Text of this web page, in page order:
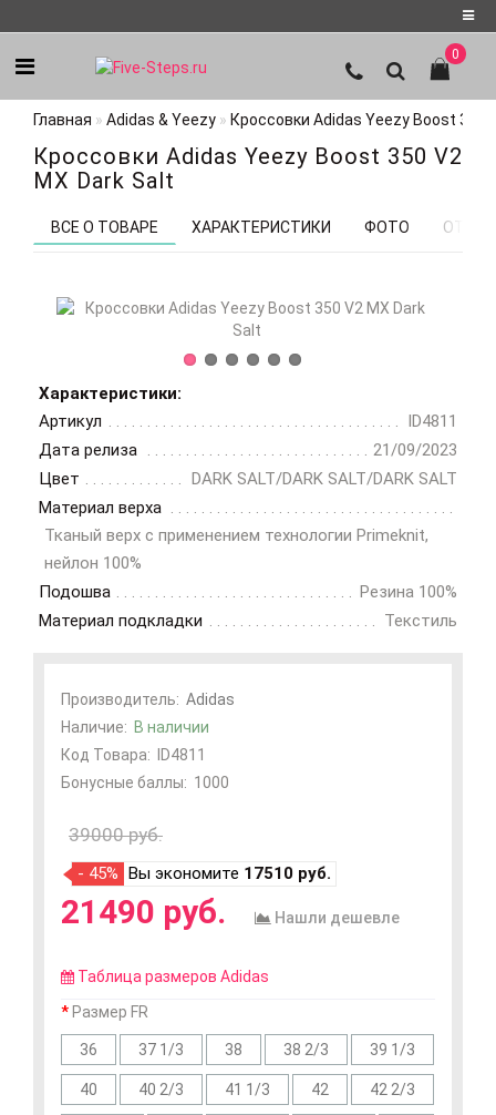
Регистрация
Авторизация
0
Главная Adidas & Yeezy Кроссовки Adidas Yeezy Boost 350
Кроссовки Adidas Yeezy Boost 350 V2
MX Dark Salt
ВСЕ О ТОВАРЕ ХАРАКТЕРИСТИКИ ФОТО
Характеристики:
Артикул
ID4811
Дата релиза
21/09/2023
Цвет
DARK SALT/DARK SALT/DARK SALT
Материал верха
Тканый верх с применением технологии Primeknit,
нейлон 100%
Подошва
Резина 100%
Материал подкладки
Текстиль
Производитель: Adidas
Наличие: В наличии
Код Товара:
ID4811
Бонусные баллы: 1000
39000 руб.
- 45% Вы экономите 17510 руб.
21490 руб. Нашли дешевле
Таблица размеров Adidas
Размер FR
36 37 1/3 38 38 2/3 39 1/3
40 40 2/3 41 1/3 42 42 2/3